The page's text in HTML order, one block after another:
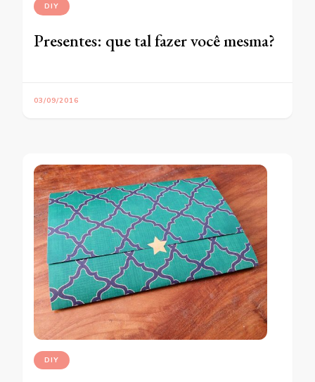
DIY
Presentes: que tal fazer você mesma?
03/09/2016
DIY